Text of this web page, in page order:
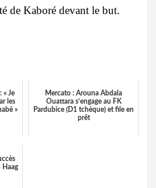
de Kaboré devant le but.
« Je
les
»
Mercato : Arouna Abdala
Ouattara s’engage au FK
Pardubice (D1 tchèque) et file en
prêt
Haag